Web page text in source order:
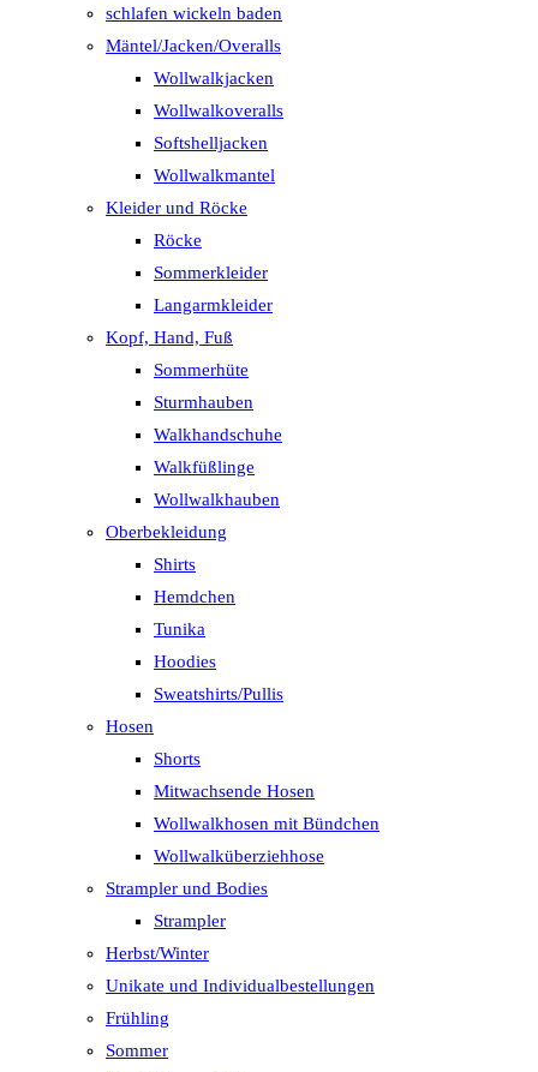
schlafen wickeln baden
Mäntel/Jacken/Overalls
Wollwalkjacken
Wollwalkoveralls
Softshelljacken
Wollwalkmantel
Kleider und Röcke
Röcke
Sommerkleider
Langarmkleider
Kopf, Hand, Fuß
Sommerhüte
Sturmhauben
Walkhandschuhe
Walkfüßlinge
Wollwalkhauben
Oberbekleidung
Shirts
Hemdchen
Tunika
Hoodies
Sweatshirts/Pullis
Hosen
Shorts
Mitwachsende Hosen
Wollwalkhosen mit Bündchen
Wollwalküberziehhose
Strampler und Bodies
Strampler
Herbst/Winter
Unikate und Individualbestellungen
Frühling
Sommer